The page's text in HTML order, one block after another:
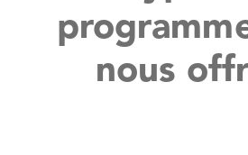
nous